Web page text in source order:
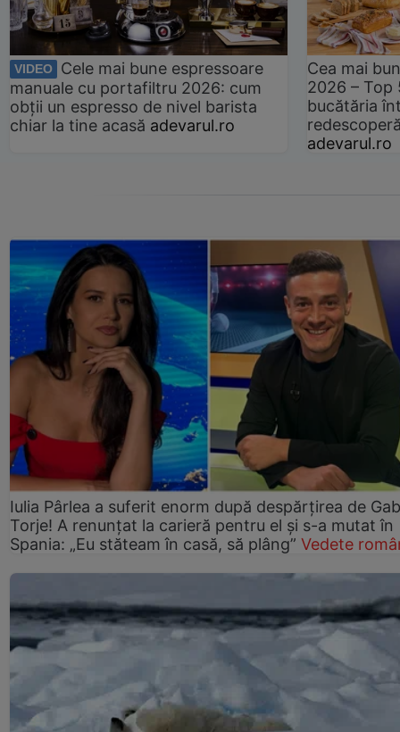
VIDEO
Cele mai bune espressoare
manuale cu portafiltru 2026: cum
obții un espresso de nivel barista
chiar la tine acasă adevarul.ro
Cea mai
2026 –
bucătăria
adevarul.ro
Iulia Pârlea a suferit enorm după despărțirea de
Torje! A renunțat la carieră pentru el și s-a mutat în
Spania: „Eu stăteam în casă, să plâng” Vedete